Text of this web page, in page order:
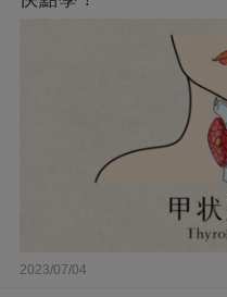
2023/07/04